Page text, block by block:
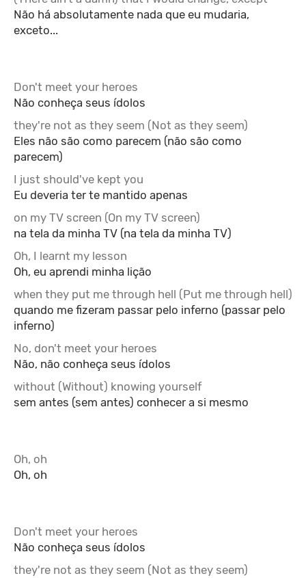
Não há absolutamente nada que eu mudaria,
exceto...
Não conheça seus ídolos
Eles não são como parecem (não são como
parecem)
Eu deveria ter te mantido apenas
na tela da minha TV (na tela da minha TV)
Oh, eu aprendi minha lição
quando me fizeram passar pelo inferno (passar pelo
inferno)
Não, não conheça seus ídolos
sem antes (sem antes) conhecer a si mesmo
Oh, oh
Não conheça seus ídolos
Don't meet your heroes
they're not as they seem (Not as they seem)
I just should've kept you
on my TV screen (On my TV screen)
Oh, I learnt my lesson
when they put me through hell (Put me through hell)
No, don't meet your heroes
without (Without) knowing yourself
Oh, oh
Don't meet your heroes
they're not as they seem (Not as they seem)